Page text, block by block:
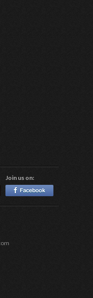
Join us on: